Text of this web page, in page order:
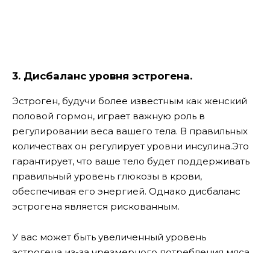
3. Дисбаланс уровня эстрогена.
Эстроген, будучи более известным как женский
половой гормон, играет важную роль в
регулировании веса вашего тела. В правильных
количествах он регулирует уровни инсулина.Это
гарантирует, что ваше тело будет поддерживать
правильный уровень глюкозы в крови,
обеспечивая его энергией. Однако дисбаланс
эстрогена является рискованным.
У вас может быть увеличенный уровень